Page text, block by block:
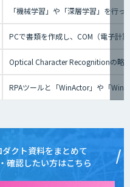
「機械学習」や「深層学習」を行
PCで書類を作成し、COM（電子計
Optical Character Recognitionの略
RPAツールと「WinActor」や「
ダクト資料をまとめて
確認したい方はこちら